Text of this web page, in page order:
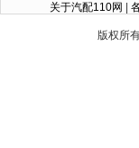
关于汽配110网
版权所